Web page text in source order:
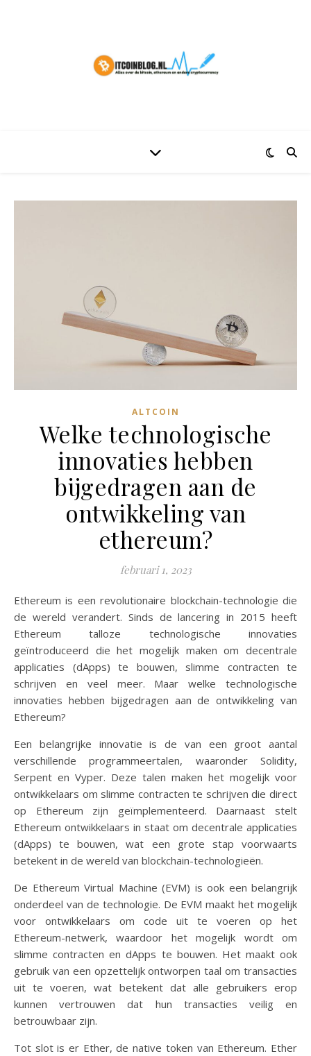
ALTCOIN
Welke technologische
innovaties hebben
bijgedragen aan de
ontwikkeling van
ethereum?
februari 1, 2023
Ethereum is een revolutionaire blockchain-technologie die
de wereld verandert. Sinds de lancering in 2015 heeft
Ethereum talloze technologische innovaties
geïntroduceerd die het mogelijk maken om decentrale
applicaties (dApps) te bouwen, slimme contracten te
schrijven en veel meer. Maar welke technologische
innovaties hebben bijgedragen aan de ontwikkeling van
Ethereum?
Een belangrijke innovatie is de van een groot aantal
verschillende programmeertalen, waaronder Solidity,
Serpent en Vyper. Deze talen maken het mogelijk voor
ontwikkelaars om slimme contracten te schrijven die direct
op Ethereum zijn geïmplementeerd. Daarnaast stelt
Ethereum ontwikkelaars in staat om decentrale applicaties
(dApps) te bouwen, wat een grote stap voorwaarts
betekent in de wereld van blockchain-technologieën.
De Ethereum Virtual Machine (EVM) is ook een belangrijk
onderdeel van de technologie. De EVM maakt het mogelijk
voor ontwikkelaars om code uit te voeren op het
Ethereum-netwerk, waardoor het mogelijk wordt om
slimme contracten en dApps te bouwen. Het maakt ook
gebruik van een opzettelijk ontworpen taal om transacties
uit te voeren, wat betekent dat alle gebruikers erop
kunnen vertrouwen dat hun transacties veilig en
betrouwbaar zijn.
Tot slot is er Ether, de native token van Ethereum. Ether